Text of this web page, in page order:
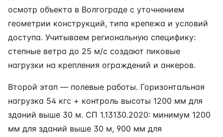
осмотр объекта в Волгограде с уточнением
геометрии конструкций, типа крепежа и условий
доступа. Учитываем региональную специфику:
степные ветра до 25 м/с создают пиковые
нагрузки на крепления ограждений и анкеров.
Второй этап — полевые работы. Горизонтальная
нагрузка 54 кгс + контроль высоты 1200 мм для
зданий выше 30 м. СП 1.13130.2020: минимум 1200
мм для зданий выше 30 м, 900 мм для